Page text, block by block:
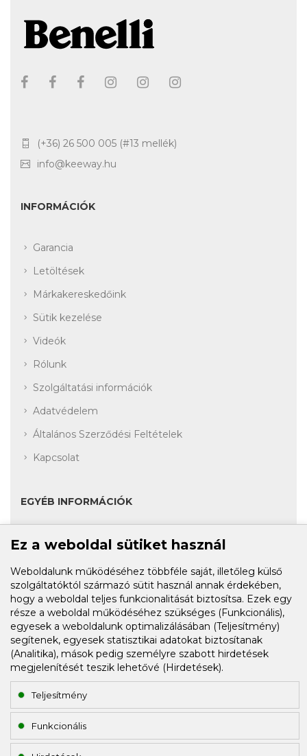
(+36) 26 500 005 (#13 mellék)
info@keeway.hu
INFORMÁCIÓK
Garancia
Letöltések
Márkakereskedőink
Sütik kezelése
Videók
Rólunk
Szolgáltatási információk
Adatvédelem
Általános Szerződési Feltételek
Kapcsolat
EGYÉB INFORMÁCIÓK
Akciók
Fiók
Rendelési előzmények
Kívánságlista
HÍRLEVÉL FELIRATKOZÁS
E-mail cím:
Ez a weboldal sütiket használ
Weboldalunk működéséhez többféle saját, illetőleg külső
szolgáltatóktól származó sütit használ annak érdekében,
hogy a weboldal teljes funkcionalitását biztosítsa. Ezek egy
része a weboldal működéséhez szükséges (Funkcionális),
egyesek a weboldalunk optimalizálásában (Teljesítmény)
segítenek, egyesek statisztikai adatokat biztosítanak
(Analitika), mások pedig személyre szabott hirdetések
megjelenítését teszik lehetővé (Hirdetések).
Teljesítmény
Funkcionális